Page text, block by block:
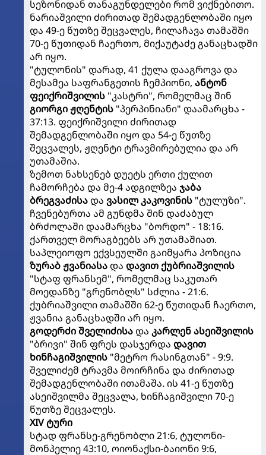
სეზონიდან თანაგუნდელები რომ ვიქნებითო.
ნარიაშვილი ძირითად შემადგენლობაში იყო
და 49-ე წუთზე შეცვალეს, ჩილაჩავა თამაშში
70-ე წუთიდან ჩაერთო, მიქაუტაძე განაცხადში
არ იყო.
"ტულონის" დარად, 41 ქულა დააგროვა და
მესამეა საფრანგეთის ჩემპიონი, ანტონ
ფეიქრიშვილის "კასტრი", რომელმაც შინ
გიორგი ჟღენტის "პერპინიანი" დაამარცხა -
37:13. ფეიქრიშვილი ძირითად
შემადგენლობაში იყო და 54-ე წუთზე
შეცვალეს, ჟღენტი ტრავმირებულია და არ
უთამაშია.
ზემოთ ნახსენებ დუეტს ერთი ქულით
ჩამორჩება და მე-4 ადგილზეა ჯაბა
ბრეგვაძისადა ვასილ კაკოვინის "ტულუზი".
ჩვენებურთა ამ გუნდმა შინ დაძაბულ
ბრძოლაში დაამარცხა "ბორდო" - 18:16.
ქართველ მორაგბეებს არ უთამაშიათ.
საპლეიოფო ექვსეულში გაიმყარა პოზიცია
ზურაბ ჟვანიასადა დავით ქუბრიაშვილის
"სტაფ ფრანსემ", რომელმაც საკუთარ
მოედანზე "გრენობლს" სძლია - 21:6.
ქუბრიაშვილი თამაშში 62-ე წუთიდან ჩაერთო,
ჟვანია განაცხადში არ იყო.
გოდერძი შველიძისადა კარლენ ასეიშვილის
"ბრივი" შინ ფრეს დასჯერდა დავით
ხინჩაგიშვილის "მეტრო რასინგთან" - 9:9.
შველიძემ ტრავმა მოირჩინა და ძირითად
შემადგენლობაში ითამაშა. ის 41-ე წუთზე
ასეიშვილმა შეცვალა, ხინჩაგიშვილი 70-ე
წუთზე შეცვალეს.
XIV ტური
სტად ფრანსე-გრენობლი 21:6, ტულონი-
მონპელიე 43:10, ოიონაქსი-ბაიონი 9:6,